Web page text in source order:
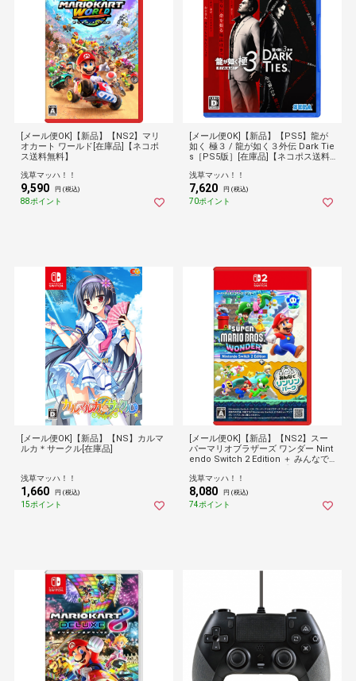
[メール便OK]【新品】【NS2】マリ
オカート ワールド[在庫品]【ネコポ
ス送料無料】
浅草マッハ！！
9,590 円 (税込)
88ポイント
[メール便OK]【新品】【PS5】龍が
如く 極３ / 龍が如く３外伝 Dark Tie
s［PS5版］[在庫品]【ネコポス送料
浅草マッハ！！
7,620 円 (税込)
70ポイント
[メール便OK]【新品】【NS】カルマ
ルカ＊サークル[在庫品]
浅草マッハ！！
1,660 円 (税込)
15ポイント
[メール便OK]【新品】【NS2】スー
パーマリオブラザーズ ワンダー Nint
endo Switch 2 Edition ＋ みんなで
料無料】
浅草マッハ！！
8,080 円 (税込)
74ポイント